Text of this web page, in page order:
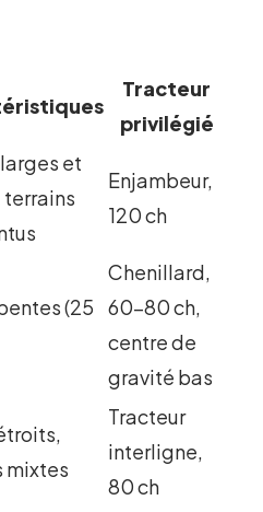
Tracteur
privilégié
et
terrains
Enjambeur,
120 ch
(25
Chenillard,
60-80 ch,
centre de
gravité bas
mixtes
Tracteur
interligne,
80 ch